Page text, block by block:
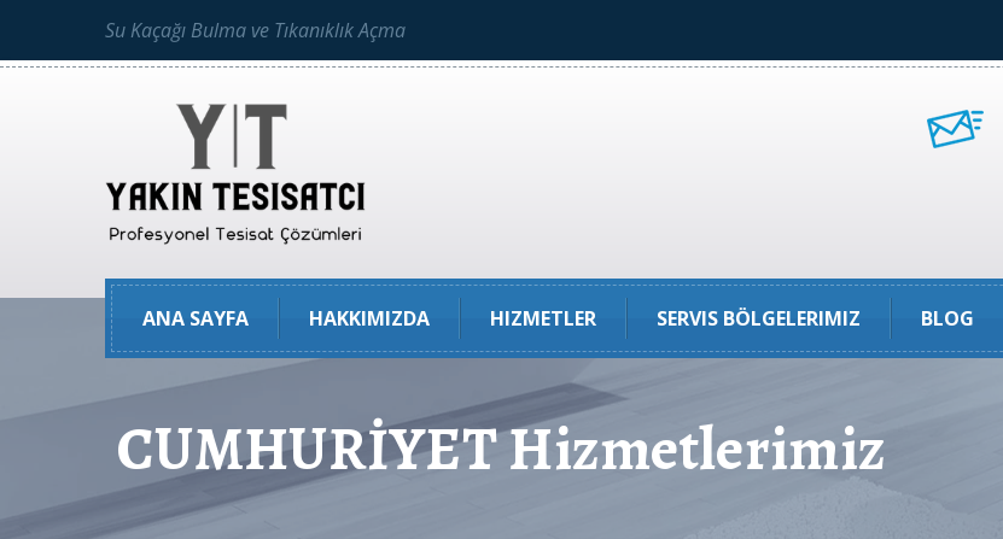
Su Kaçağı Bulma ve Tıkanıklık Açma
ANA SAYFA HAKKIMIZDA HIZMETLER SERVIS BÖLGELERIMIZ BLOG
CUMHURİYET Hizmetlerimiz